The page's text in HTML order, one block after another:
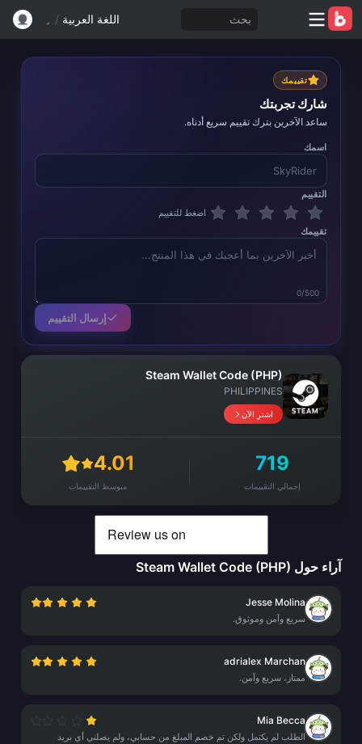
بحث اللغة العربية /
تقييمك
شارك تجربتك
ساعد الآخرين بترك تقييم سريع أدناه.
اسمك
التقييم
اضغط للتقييم
تقييمك
0/500
إرسال التقييم
Steam Wallet Code (PHP)
PHILIPPINES
اشترِ الآن
719
إجمالي التقييمات
4.01
متوسط التقييمات
آراء حول Steam Wallet Code (PHP)
Jesse Molina
سريع وآمن وموثوق.
adrialex Marchan
ممتاز، سريع وآمن.
Mia Becca
الطلب لم يكتمل ولكن تم خصم المبلغ من حسابي، ولم يصلني أي بريد